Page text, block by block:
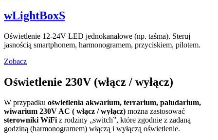
wLightBoxS
Oświetlenie 12-24V LED jednokanałowe (np. taśma). Steruj
jasnością smartphonem, harmonogramem, przyciskiem, pilotem.
Zobacz
Oświetlenie 230V (włącz / wyłącz)
W przypadku oświetlenia akwarium, terrarium, paludarium,
wiwarium 230V AC ( włącz / wyłącz) można zastosować
sterowniki WiFi z rodziny „switch”, które zgodnie z zadaną
godziną (harmonogramem) włączą i wyłączą oświetlenie.